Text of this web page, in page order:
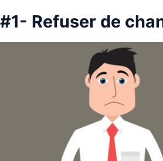
#1- Refuser de